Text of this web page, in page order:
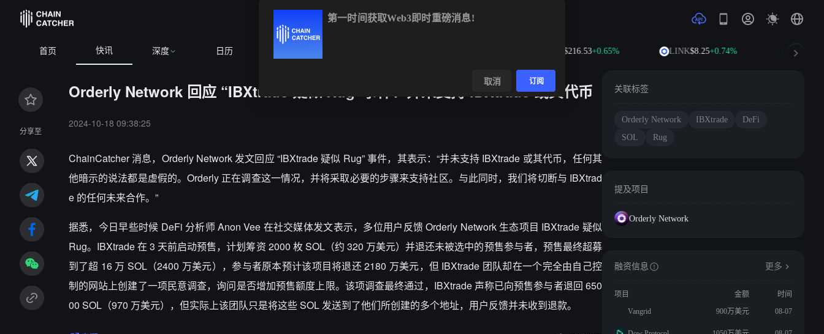
首页 快讯 深度 日历
SOL +2.46% TRX $0.3270+0.08% $216.53+0.65% LINK$8.25+0.74% HYPE
分享至
Orderly Network 回应 “IBXtrade 疑似 Rug”事件：并未支持 IBXtrade 或其代币
2024-10-18 09:38:25
ChainCatcher 消息， Orderly Network 发文回应 “IBXtrade 疑似 Rug” 事件，其表示：“并未支持 IBXtrade 或其代币，任何其
他暗示的说法都是虚假的。Orderly 正在调查这一情况，并将采取必要的步骤来支持社区。与此同时，我们将切断与 IBXtrad
e 的任何未来合作。”
据悉，今日早些时候 DeFi 分析师 Anon Vee 在社交媒体发文表示，多位用户反馈 Orderly Network 生态项目 IBXtrade 疑似
Rug。IBXtrade 在 3 天前启动预售，计划筹资 2000 枚 SOL（约 320 万美元）并退还未被选中的预售参与者，预售最终超募
到了超 16 万 SOL（2400 万美元），参与者原本预计该项目将退还 2180 万美元，但 IBXtrade 团队却在一个完全由自己控
制的网站上创建了一项民意调查，询问是否增加预售额度上限。该项调查最终通过，IBXtrade 声称已向预售参与者退回 650
00 SOL（970 万美元），但实际上该团队只是将这些 SOL 发送到了他们所创建的多个地址，用户反馈并未收到退款。
关联标签
Orderly Network IBXtrade
DeFi
SOL
Rug
提及项目
Orderly Network
融资信息 更多
项目 金额
时间
Vangrid
900万美元 08-07
第一时间获取Web3即时重磅消息!
取消 订阅